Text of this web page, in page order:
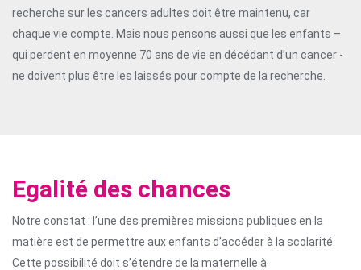
recherche sur les cancers adultes doit être maintenu, car
chaque vie compte. Mais nous pensons aussi que les enfants –
qui perdent en moyenne 70 ans de vie en décédant d’un cancer -
ne doivent plus être les laissés pour compte de la recherche.
Egalité des chances
Notre constat : l’une des premières missions publiques en la
matière est de permettre aux enfants d’accéder à la scolarité.
Cette possibilité doit s’étendre de la maternelle à